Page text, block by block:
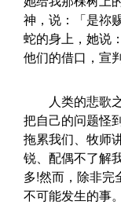
神，说：「是祢
蛇的身上，她说
他们的借口，宣
人类的悲歌之
把自己的问题怪
拖累我们、牧师
锐、配偶不了解
多!然而，除非完
不可能发生的事。